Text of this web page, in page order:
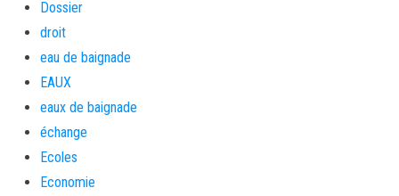
Dossier
droit
eau de baignade
EAUX
eaux de baignade
échange
Ecoles
Economie